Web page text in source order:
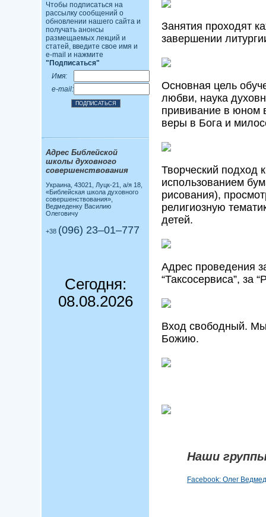
Чтобы подписаться на
рассылку сообщений о
обновлении нашего сайта и
получать анонсы
размещаемых лекций и
статей, введите свое имя и
e-mail и нажмите
"Подписаться"
Имя:
e-mail:
Адрес Библейской
школы духовного
совершенствования
Украина, 43021, Луцк-21, а/я 18,
«Библейская школа духовного
совершенствования»,
Ведмеденку Василию
Олеговичу
+38 (096) 23–01–777
Сегодня:
08.08.2026
Занятия проходят
завершении
Основная цель
любви, наука
прививание в юном
веры в Бога и
Творческий подход
использованием
рисования),
религиозную
детей.
Адрес проведения
“Таксосервиса”, за
Вход свободный.
Божию.
Наши
Facebook: Олег